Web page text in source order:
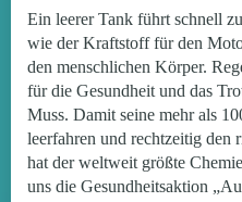
Ein leerer Tank führt schnell
wie der Kraftstoff für den
den menschlichen Körper.
für die Gesundheit und das
Muss. Damit seine mehr als
leerfahren und rechtzeitig den
hat der weltweit größte
uns die Gesundheitsaktion